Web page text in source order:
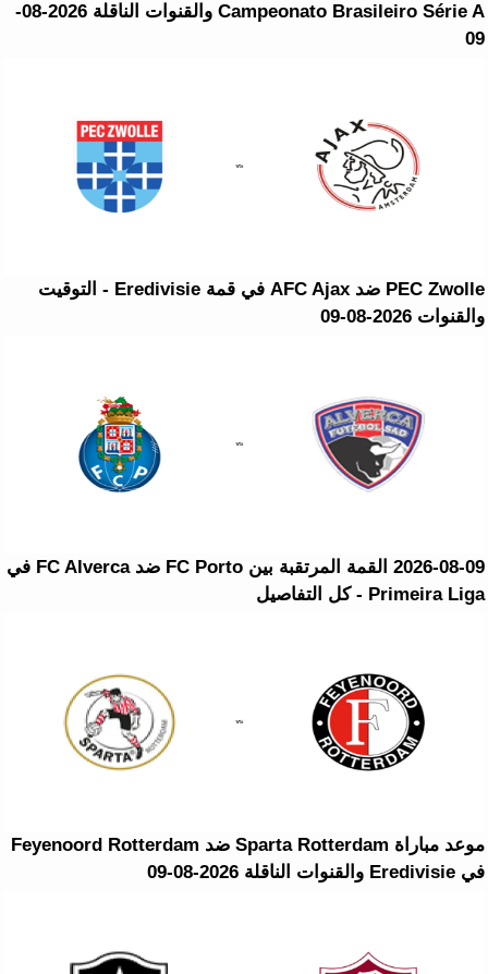
Campeonato Brasileiro Série A والقنوات الناقلة 2026-08-
09
PEC Zwolle ضد AFC Ajax في قمة Eredivisie - التوقيت
والقنوات 2026-08-09
2026-08-09 القمة المرتقبة بين FC Porto ضد FC Alverca في
Primeira Liga - كل التفاصيل
موعد مباراة Sparta Rotterdam ضد Feyenoord Rotterdam
في Eredivisie والقنوات الناقلة 2026-08-09